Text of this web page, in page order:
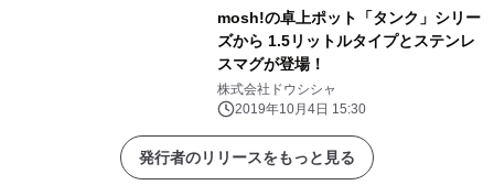
mosh!の卓上ポット「タンク」シリー
ズから 1.5リットルタイプとステンレ
スマグが登場！
株式会社ドウシシャ
2019年10月4日 15:30
発行者のリリースをもっと見る